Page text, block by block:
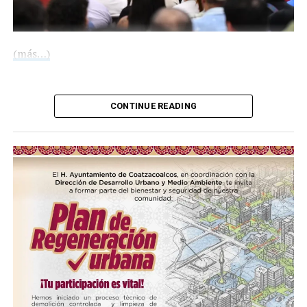
(más…)
Me gusta esto:
COMPARTE ESTA INFORMACIÓN
CONTINUE READING